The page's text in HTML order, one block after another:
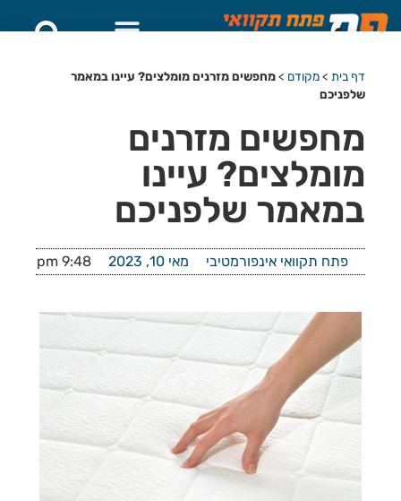
דף בית >מקודם >מחפשים מזרנים מומלצים? עיינו במאמר
שלפניכם
מחפשים מזרנים
מומלצים? עיינו
במאמר שלפניכם
פתח תקוואי אינפורמטיבי מאי 10, 2023 9:48 pm